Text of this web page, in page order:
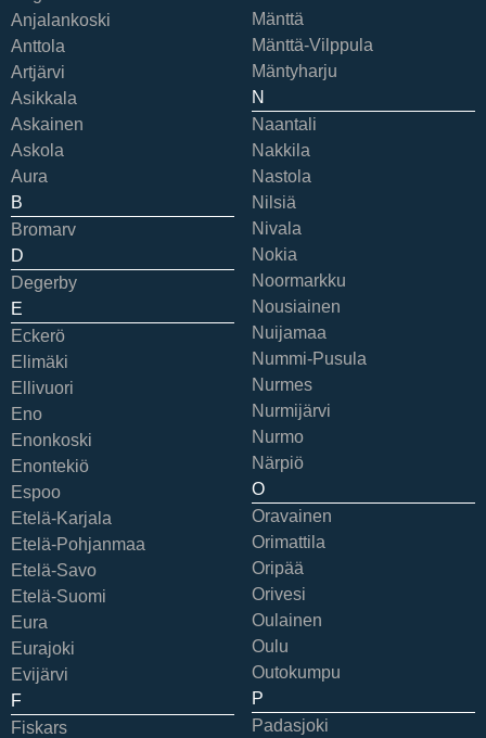
Anjalankoski
Anttola
Artjärvi
Asikkala
Askainen
Askola
Aura
B
Bromarv
D
Degerby
E
Eckerö
Elimäki
Ellivuori
Eno
Enonkoski
Enontekiö
Espoo
Etelä-Karjala
Etelä-Pohjanmaa
Etelä-Savo
Etelä-Suomi
Eura
Eurajoki
Evijärvi
F
Fiskars
Mänttä
Mänttä-Vilppula
Mäntyharju
N
Naantali
Nakkila
Nastola
Nilsiä
Nivala
Nokia
Noormarkku
Nousiainen
Nuijamaa
Nummi-Pusula
Nurmes
Nurmijärvi
Nurmo
Närpiö
O
Oravainen
Orimattila
Oripää
Orivesi
Oulainen
Oulu
Outokumpu
P
Padasjoki